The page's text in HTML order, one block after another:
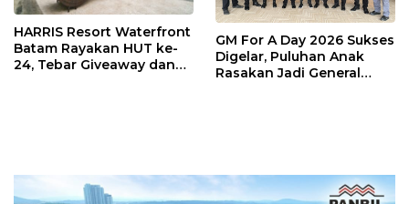
HARRIS Resort Waterfront
Batam Rayakan HUT ke-
24, Tebar Giveaway dan
GM For A Day 2026 Sukses
Digelar, Puluhan Anak
Rasakan Jadi General